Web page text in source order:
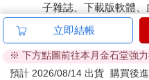
子雜誌、下載版軟體、
已拆封之個人衛生用
刀…等）
若非上列種類商品，均享
日）。
立即結帳
※ 下方點圖前往本月金石堂強
預計 2026/08/14 出貨
購買後